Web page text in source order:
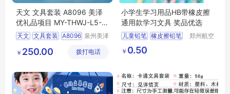
天文 文具套装 A8096 美泽
优礼品项目 MY-THWJ-L5-1
1天文 文具套装 A8096
11
泉州美泽
公司
￥ 250.00 拨打电话
小学生学习用品HB带橡皮擦
通用款学习文具 奖品优选
儿童铅笔 橡皮擦铅笔
郑州航空
￥ 0.50